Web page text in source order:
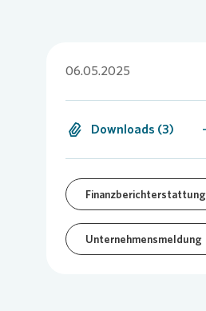
06.05.2025
Downloads (3)
Finanzberichterstattung
Unternehmensmeldung